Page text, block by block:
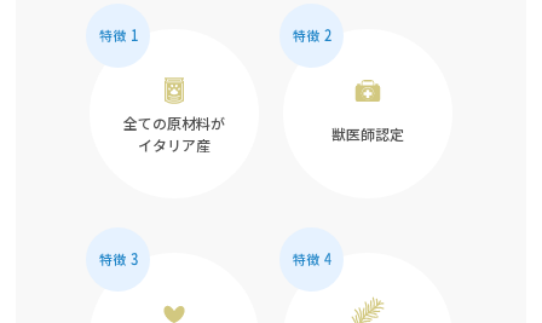
全ての原材料が
イタリア産
獣医師認定